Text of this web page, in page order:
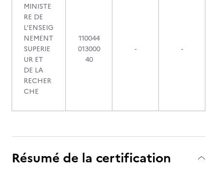
MINISTE
RE DE
L'ENSEIG
NEMENT
SUPERIE
UR ET
DE LA
RECHER
CHE
110044
013000
40
- -
Résumé de la certification